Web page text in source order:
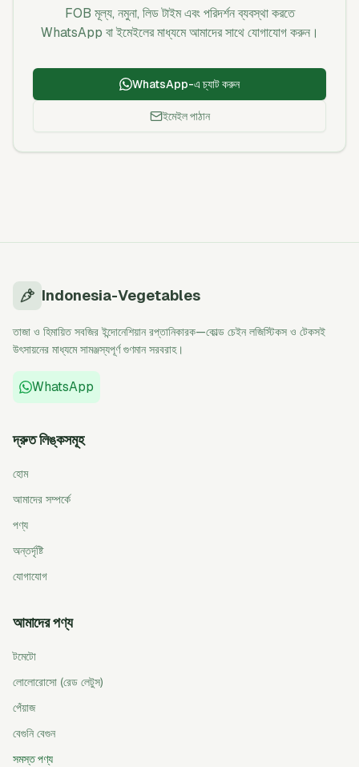
FOB মূল্য, নমুনা, লিড টাইম এবং পরিদর্শন ব্যবস্থা করতে
WhatsApp বা ইমেইলের মাধ্যমে আমাদের সাথে যোগাযোগ করুন।
WhatsApp-এ চ্যাট করুন
ইমেইল পাঠান
Indonesia-Vegetables
তাজা ও হিমায়িত সবজির ইন্দোনেশিয়ান রপ্তানিকারক—কোল্ড চেইন লজিস্টিকস ও টেকসই
উৎসায়নের মাধ্যমে সামঞ্জস্যপূর্ণ গুণমান সরবরাহ।
WhatsApp
দ্রুত লিঙ্কসমূহ
হোম
আমাদের সম্পর্কে
পণ্য
অন্তর্দৃষ্টি
যোগাযোগ
আমাদের পণ্য
টমেটো
লোলোরোসো (রেড লেটুস)
পেঁয়াজ
বেগুনি বেগুন
সমস্ত পণ্য